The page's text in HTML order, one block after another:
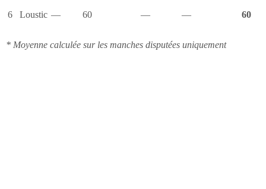
6 Loustic — 60 — — 60
* Moyenne calculée sur les manches disputées uniquement